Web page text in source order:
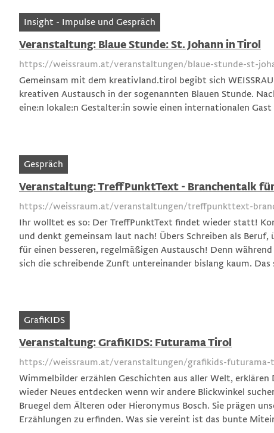
Insight - Impulse und Gespräch
Veranstaltung: Blaue Stunde: St. Johann in Tirol
https://weissraum.at/veranstaltungen/blaue-stunde-st-
Gemeinsam mit dem kreativland.tirol begibt sich
kreativen Austausch in der sogenannten Blauen Stunde.
eine:n lokale:n Gestalter:in sowie einen internationalen
Gespräch
Veranstaltung: TreffPunktText - Branchentalk
https://weissraum.at/veranstaltungen/treffpunkttext-
Ihr wolltet es so: Der TreffPunktText findet wieder statt!
und denkt gemeinsam laut nach! Übers Schreiben als
für einen besseren, regelmäßigen Austausch! Denn
sich die schreibende Zunft untereinander bislang kaum.
GrafiKIDS
Veranstaltung: GrafiKIDS: Futurama Tirol
https://weissraum.at/veranstaltungen/grafikids-futurama-
Wimmelbilder erzählen Geschichten aus aller Welt,
wieder Neues entdecken wenn wir andere Blickwinkel
Bruegel dem Älteren oder Hieronymus Bosch. Sie prägen
Erzählungen zu erfinden. Was sie vereint ist das bunte